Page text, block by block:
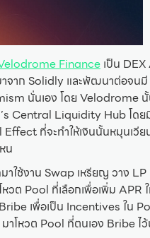
Finance เป็น
จาก Solidly และพัฒนาต่อจน
นั่นเอง โดย Velodrome
Central Liquidity Hub โดย
Effect ที่จะทำให้เงินนั้นหมุนเวี
น
าใช้งาน Swap เหรียญ วาง
วต Pool ที่เลือกเพื่อเพิ่ม APR
เพื่อเป็น Incentives ใน
าโหวต Pool ที่ตนเอง Bribe ไ